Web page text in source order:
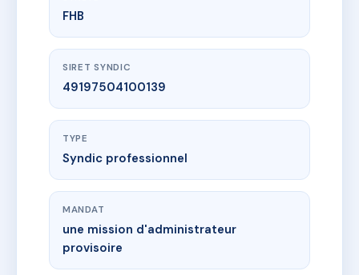
FHB
SIRET SYNDIC
49197504100139
TYPE
Syndic professionnel
MANDAT
une mission d'administrateur
provisoire